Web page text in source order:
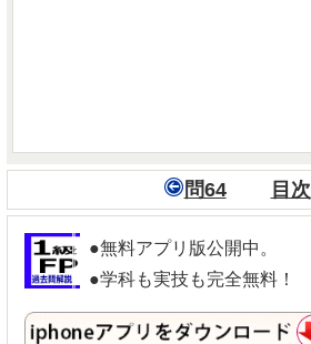
問64 目次
●無料アプリ版公開中。
●学科も実技も完全無料！